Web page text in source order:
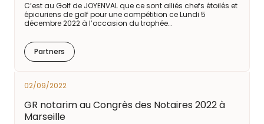
C’est au Golf de JOYENVAL que ce sont alliés chefs étoilés et
épicuriens de golf pour une compétition ce Lundi 5
décembre 2022 à l’occasion du trophée…
Partners
02/09/2022
GR notarim au Congrès des Notaires 2022 à
Marseille